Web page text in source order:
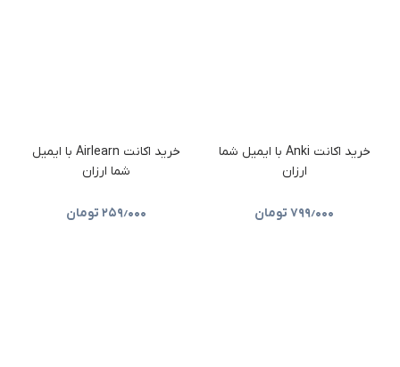
خرید اکانت Anki با ایمیل شما
ارزان
۷۹۹٫۰۰۰ تومان
خرید اکانت Airlearn با ایمیل
شما ارزان
۲۵۹٫۰۰۰ تومان